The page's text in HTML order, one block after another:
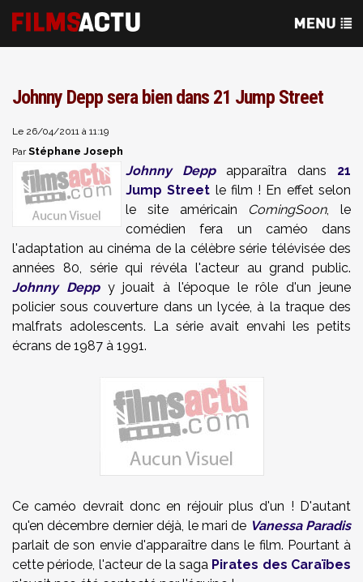
Johnny Depp sera bien dans 21 Jump Street
Le 26/04/2011 à 11:19
ParStéphane Joseph
Johnny Deppapparaîtra dans 21
Jump Street le film ! En effet selon
le site américain ComingSoon, le
comédien fera un caméo dans
l'adaptation au cinéma de la célèbre série télévisée des
années 80, série qui révéla l'acteur au grand public.
Johnny Deppy jouait à l'époque le rôle d'un jeune
policier sous couverture dans un lycée, à la traque des
malfrats adolescents. La série avait envahi les petits
écrans de 1987 à 1991.
Ce caméo devrait donc en réjouir plus d'un ! D'autant
qu'en décembre dernier déjà, le mari de Vanessa Paradis
parlait de son envie d'apparaître dans le film. Pourtant à
cette période, l'acteur de la saga Pirates des Caraïbes